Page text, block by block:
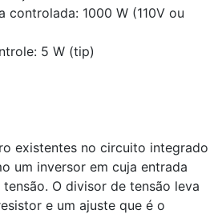
controlada: 1000 W (110V ou
5 W (tip)
existentes no circuito integrado
um inversor em cuja entrada
O divisor de tensão leva
e um ajuste que é o